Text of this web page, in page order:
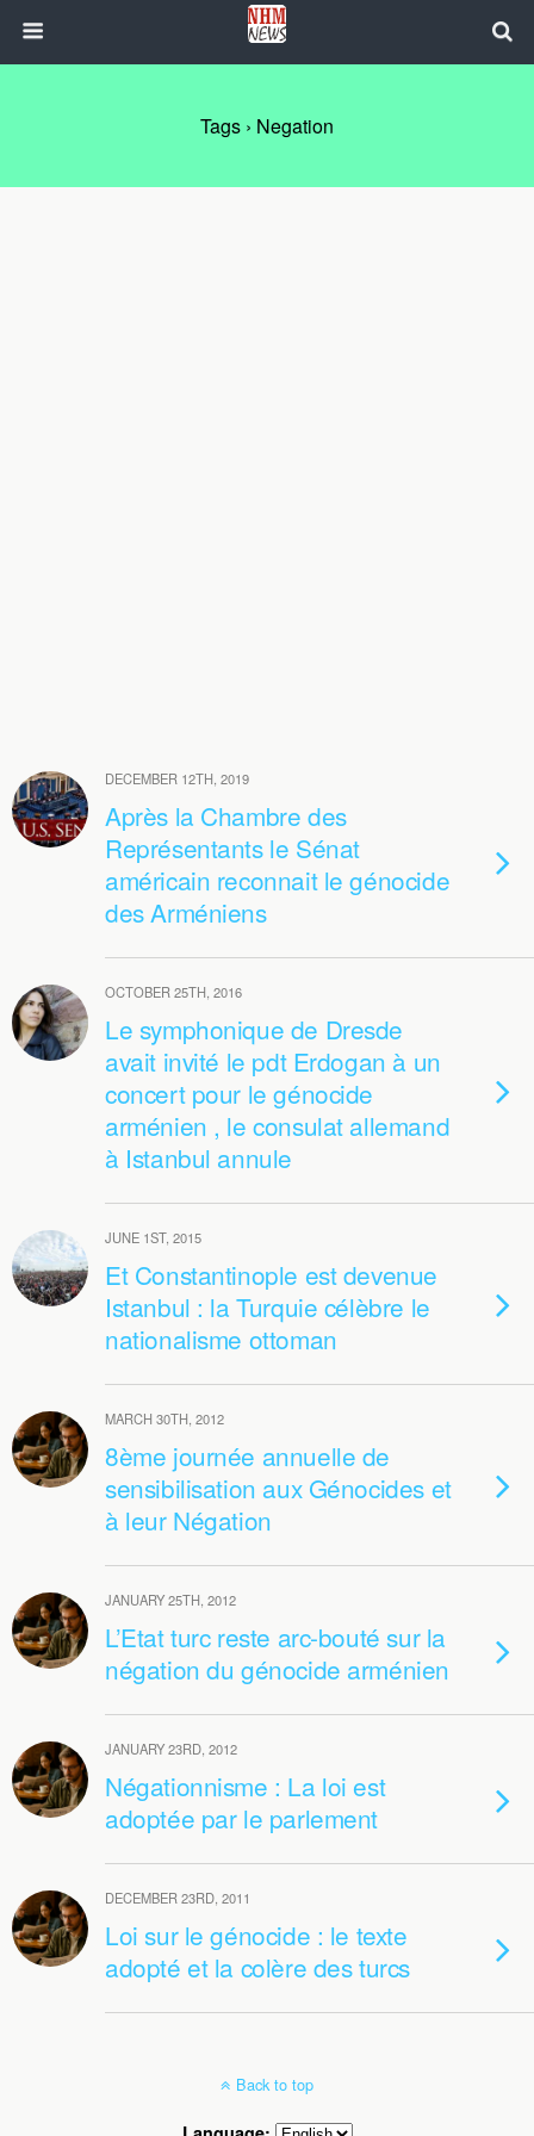
Tags › Negation
DECEMBER 12TH, 2019
Après la Chambre des
Représentants le Sénat
américain reconnait le génocide
des Arméniens
OCTOBER 25TH, 2016
Le symphonique de Dresde
avait invité le pdt Erdogan à un
concert pour le génocide
arménien , le consulat allemand
à Istanbul annule
JUNE 1ST, 2015
Et Constantinople est devenue
Istanbul : la Turquie célèbre le
nationalisme ottoman
MARCH 30TH, 2012
8ème journée annuelle de
sensibilisation aux Génocides et
à leur Négation
JANUARY 25TH, 2012
L’Etat turc reste arc-bouté sur la
négation du génocide arménien
JANUARY 23RD, 2012
Négationnisme : La loi est
adoptée par le parlement
DECEMBER 23RD, 2011
Loi sur le génocide : le texte
adopté et la colère des turcs
Back to top